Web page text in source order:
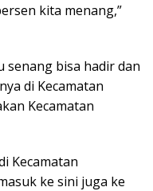
kita menang,”
senang bisa hadir dan
di Kecamatan
Kecamatan
Kecamatan
ke sini juga ke